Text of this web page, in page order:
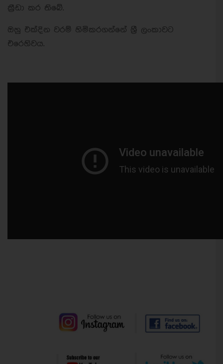
ක්‍රීඩා කර තිබේ.
ඔහු එක්දින වරම් හිමිකරගන්නේ ශ්‍රී ලංකාවට
එරෙහිවය.